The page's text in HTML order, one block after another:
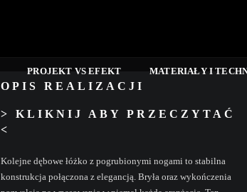
PROJEKT VS EFEKT MATERIAŁY I
OPIS REALIZACJI
> KLIKNIJ ABY PRZECZYTAĆ
<
Kolejne dębowe łóżko z pogrubionymi nogami to stabilna
konstrukcja połączona z elegancją. Bryła oraz wykończenia